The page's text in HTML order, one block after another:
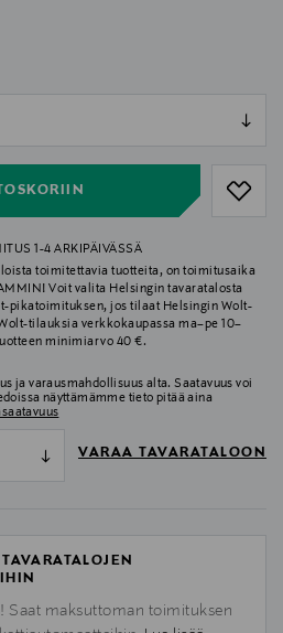
1-4 ARKIPÄIVÄSSÄ
toimitettavia tuotteita, on toimitusaika
Voit valita Helsingin tavaratalosta
pikatoimituksen, jos tilaat Helsingin Wolt-
tilauksia verkkokaupassa ma–pe 10–
minimiarvo 40 €.
ja varausmahdollisuus alta. Saatavuus voi
näyttämämme tieto pitää aina
VARAA TAVARATALOON
Saat maksuttoman toimituksen